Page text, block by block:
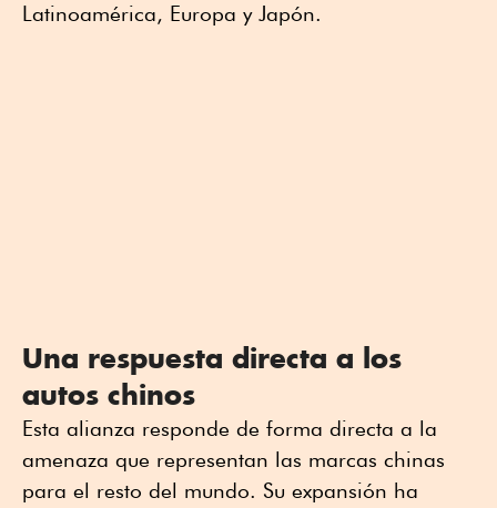
Latinoamérica, Europa y Japón.
Una respuesta directa a los
autos chinos
Esta alianza responde de forma directa a la
amenaza que representan las marcas chinas
para el resto del mundo. Su expansión ha